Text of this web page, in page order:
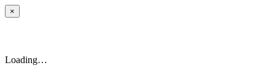
×
Loading…